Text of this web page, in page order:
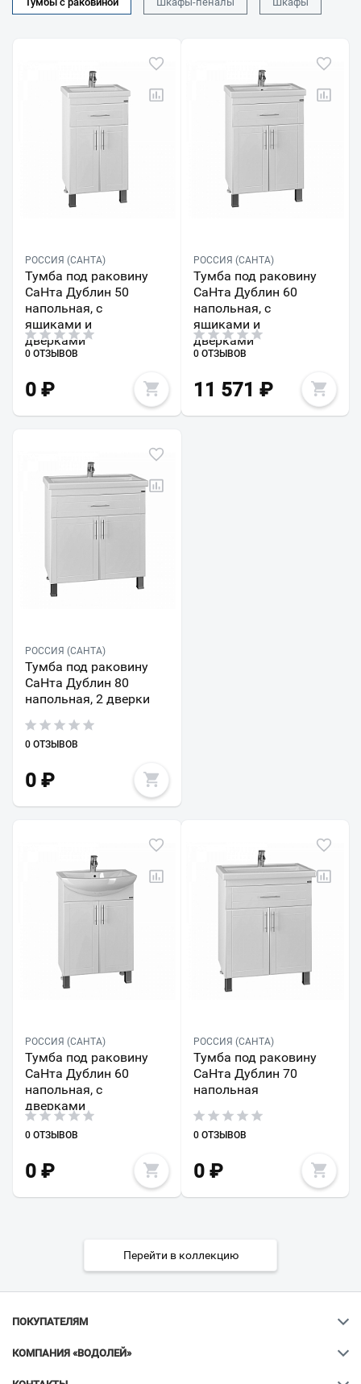
РОССИЯ (САНТА)
Тумба под раковину
СаНта Дублин 50
напольная, с
ящиками и
дверками
0 ОТЗЫВОВ
0 ₽
РОССИЯ (САНТА)
Тумба под раковину
СаНта Дублин 60
напольная, с
ящиками и
дверками
0 ОТЗЫВОВ
11 571 ₽
РОССИЯ (САНТА)
Тумба под раковину
СаНта Дублин 80
напольная, 2 дверки
0 ОТЗЫВОВ
0 ₽
РОССИЯ (САНТА)
Тумба под раковину
СаНта Дублин 60
напольная, с
дверками
0 ОТЗЫВОВ
0 ₽
РОССИЯ (САНТА)
Тумба под раковину
СаНта Дублин 70
напольная
0 ОТЗЫВОВ
0₽
Перейти в коллекцию
ПОКУПАТЕЛЯМ
КОМПАНИЯ «ВОДОЛЕЙ»